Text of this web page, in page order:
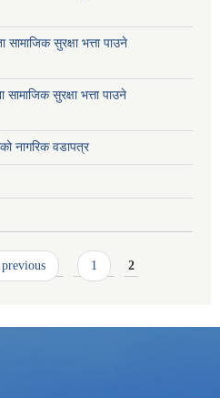
सुरक्षा भत्ता पाउने
सुरक्षा भत्ता पाउने
नागरिक वडापत्र
previous 1 2